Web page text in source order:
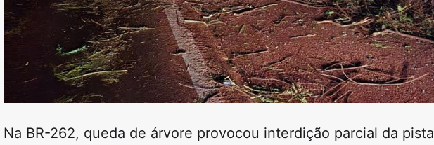
Na BR-262, queda de árvore provocou interdição parcial da pista